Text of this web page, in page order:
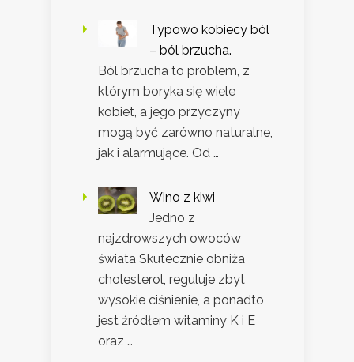
Typowo kobiecy ból
– ból brzucha.
Ból brzucha to problem, z
którym boryka się wiele
kobiet, a jego przyczyny
mogą być zarówno naturalne,
jak i alarmujące. Od …
Wino z kiwi
Jedno z
najzdrowszych owoców
świata Skutecznie obniża
cholesterol, reguluje zbyt
wysokie ciśnienie, a ponadto
jest źródłem witaminy K i E
oraz …